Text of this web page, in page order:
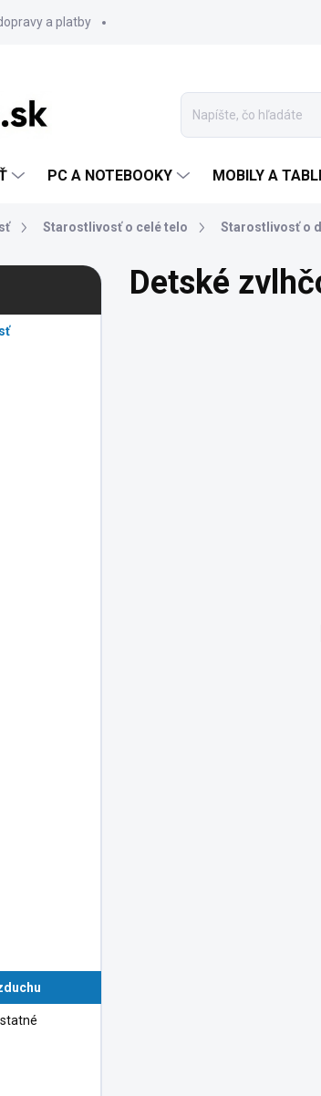
a platby
PC A NOTEBOOKY MOBILY A
Starostlivosť o celé telo Starostlivosť o
Detské